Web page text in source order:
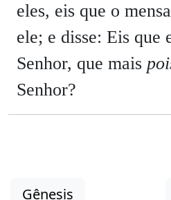
eles, eis que o
ele; e disse: Eis que
Senhor, que mais
Senhor?
Gênesis